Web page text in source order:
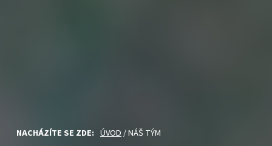
NACHÁZÍTE SE ZDE: ÚVOD/NÁŠ TÝM